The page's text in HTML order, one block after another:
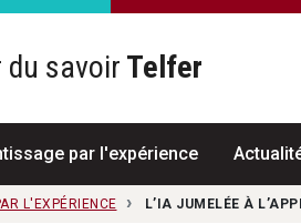
savoir Telfer
par l'expérience
L'EXPÉRIENCE L’IA JUMELÉE À